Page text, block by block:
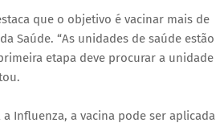
que o objetivo é vacinar mais de
Saúde. “As unidades de saúde estão
etapa deve procurar a unidade
Influenza, a vacina pode ser aplicada